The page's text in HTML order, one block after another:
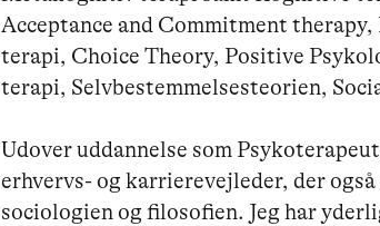
Acceptance and Commitment
terapi, Choice Theory, Positive
terapi, Selvbestemmelsesteorien,
Udover uddannelse som
erhvervs- og karrierevejleder, der
sociologien og filosofien. Jeg har